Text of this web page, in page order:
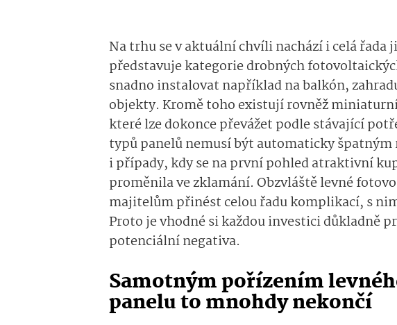
Na trhu se v aktuální chvíli nachází i celá řada
představuje kategorie drobných
snadno instalovat například na balkón,
objekty. Kromě toho existují rovněž
které lze dokonce převážet podle stávající
typů panelů nemusí být automaticky
i případy, kdy se na první pohled atraktivní
proměnila ve zklamání. Obzvláště levné
majitelům přinést celou řadu komplikací, s
Proto je vhodné si každou investici důkladně
potenciální negativa.
Samotným pořízením
panelu to mnohdy nekončí